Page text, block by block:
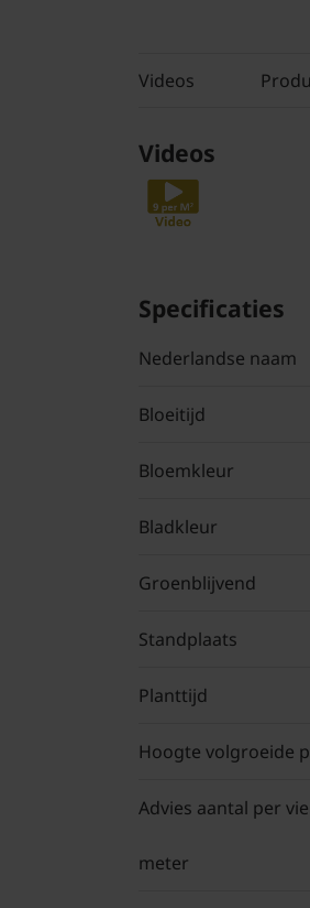
Videos
Videos
Specificaties
Nederlandse naam
Bloeitijd
Bloemkleur
Bladkleur
Groenblijvend
Standplaats
Planttijd
Hoogte volgroeide
Advies aantal per
meter